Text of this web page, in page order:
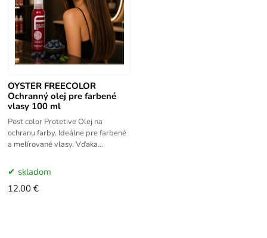
OYSTER FREECOLOR
Ochranný olej pre farbené
vlasy 100 ml
Post color Protetive Olej na
ochranu farby. Ideálne pre farbené
a melírované vlasy. Vďaka
proti starnutiu, chráni vlasy pred
skladom
12.00 €